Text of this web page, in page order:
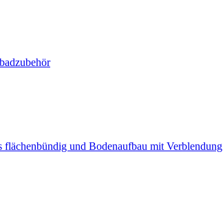
flächenbündig und Bodenaufbau mit Verblendung